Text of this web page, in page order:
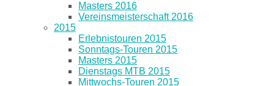
Masters 2016
Vereinsmeisterschaft 2016
2015
Erlebnistouren 2015
Sonntags-Touren 2015
Masters 2015
Dienstags MTB 2015
Mittwochs-Touren 2015